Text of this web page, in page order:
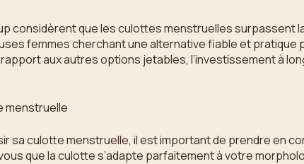
considèrent que les culottes menstruelles surpassent
femmes cherchant une alternative fiable et
aux autres options jetables, l’investissement à
menstruelle
sa culotte menstruelle, il est important de prendre en
que la culotte s’adapte parfaitement à votre